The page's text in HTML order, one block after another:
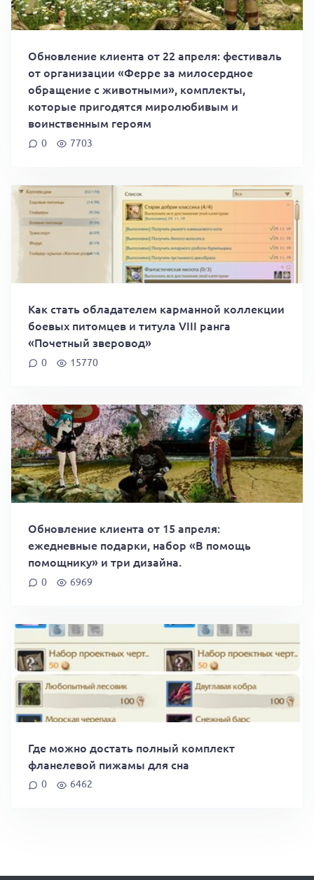
Обновление клиента от 22 апреля: фестиваль
от организации «Ферре за милосердное
обращение с животными», комплекты,
которые пригодятся миролюбивым и
воинственным героям
0 7703
Как стать обладателем карманной коллекции
боевых питомцев и титула VIII ранга
«Почетный зверовод»
0 15770
Обновление клиента от 15 апреля:
ежедневные подарки, набор «В помощь
помощнику» и три дизайна.
0 6969
Где можно достать полный комплект
фланелевой пижамы для сна
0 6462